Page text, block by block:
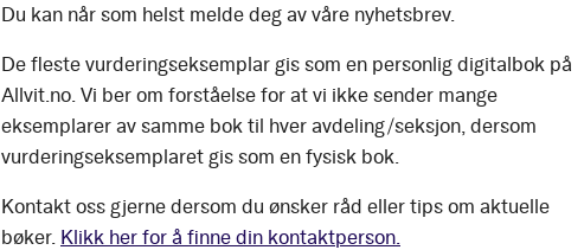
Du kan når som helst melde deg av våre nyhetsbrev.
De fleste vurderingseksemplar gis som en personlig digitalbok på
Allvit.no. Vi ber om forståelse for at vi ikke sender mange
eksemplarer av samme bok til hver avdeling/seksjon, dersom
vurderingseksemplaret gis som en fysisk bok.
Kontakt oss gjerne dersom du ønsker råd eller tips om aktuelle
bøker. Klikk her for å finne din kontaktperson.